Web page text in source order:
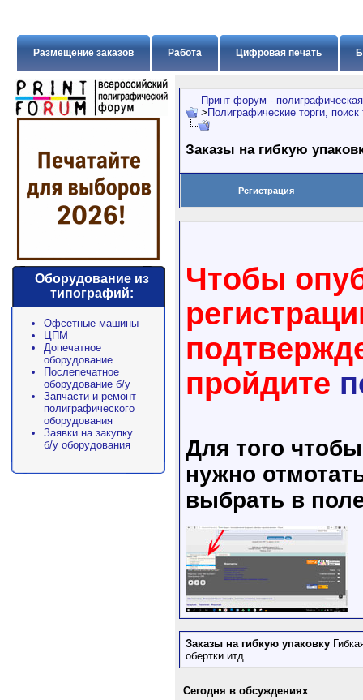
Цифровая печать
Работа
Размещение заказов
Оборудование из
типографий:
Офсетные машины
ЦПМ
Допечатное
оборудование
Послепечатное
оборудование б/у
Запчасти и ремонт
полиграфического
оборудования
Заявки на закупку
б/у оборудования
Принт-форум -
> Полиграфические торги,
Заказы на гибкую
Регистрация
Чтобы
пройдите
Для того
нужно
выбрать в
Заказы на гибкую упаковку
обертки итд.
Сегодня в обсуждениях